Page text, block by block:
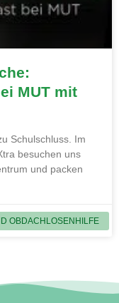
OBDACHLOSENHILFE
MUT mit
Schulschluss. Im
besuchen uns
und packen